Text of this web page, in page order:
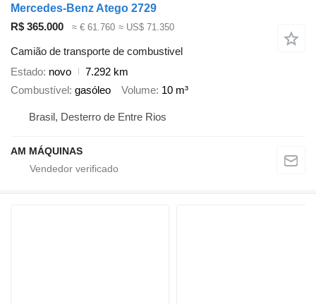
Mercedes-Benz Atego 2729
R$ 365.000
≈ € 61.760 ≈ US$ 71.350
Camião de transporte de combustivel
Estado novo
7.292 km
Combustível gasóleo Volume 10 m³
Brasil, Desterro de Entre Rios
AM MÁQUINAS